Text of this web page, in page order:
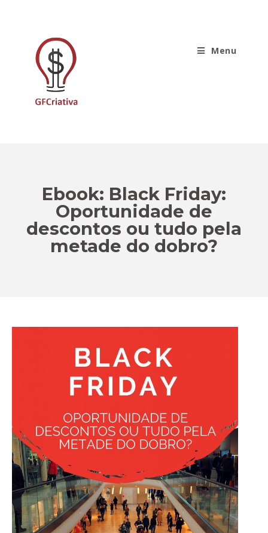
Menu
Ebook: Black Friday:
Oportunidade de
descontos ou tudo pela
metade do dobro?